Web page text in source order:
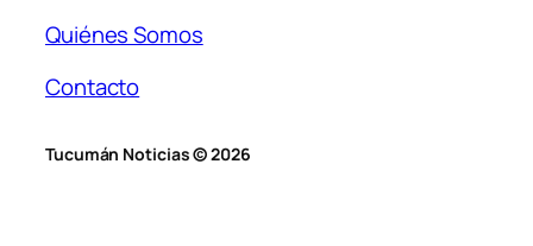
Quiénes Somos
Contacto
Tucumán Noticias © 2026